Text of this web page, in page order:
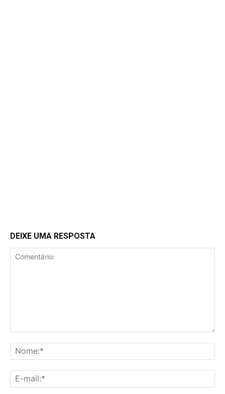
DEIXE UMA RESPOSTA